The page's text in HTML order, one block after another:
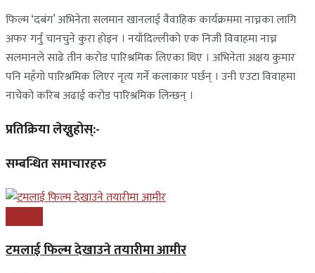
फिल्म ‘दबंग’ अभिनेता सलमान खानलाई वैवाहिक कार्यक्रममा नाच्नका लागि
अफर गर्नु चानचुने कुरा होइन । नयाँदिल्लीको एक निजी विवाहमा नाच्न
सलमानले साढे तीन करोड पारिश्रमिक लिएका थिए । अभिनेता अक्षय कुमार
पनि महँगो पारिश्रमिक लिएर नृत्य गर्ने कलाकार पर्छन् । उनी एउटा विवाहमा
नाचेको करिब अढाई करोड पारिश्रमिक लिन्छन् ।
प्रतिक्रिया लेख्नुहोस्:-
सम्बन्धित समाचारहरु
टमलाई फिल्म देखाउने तयारीमा आमीर